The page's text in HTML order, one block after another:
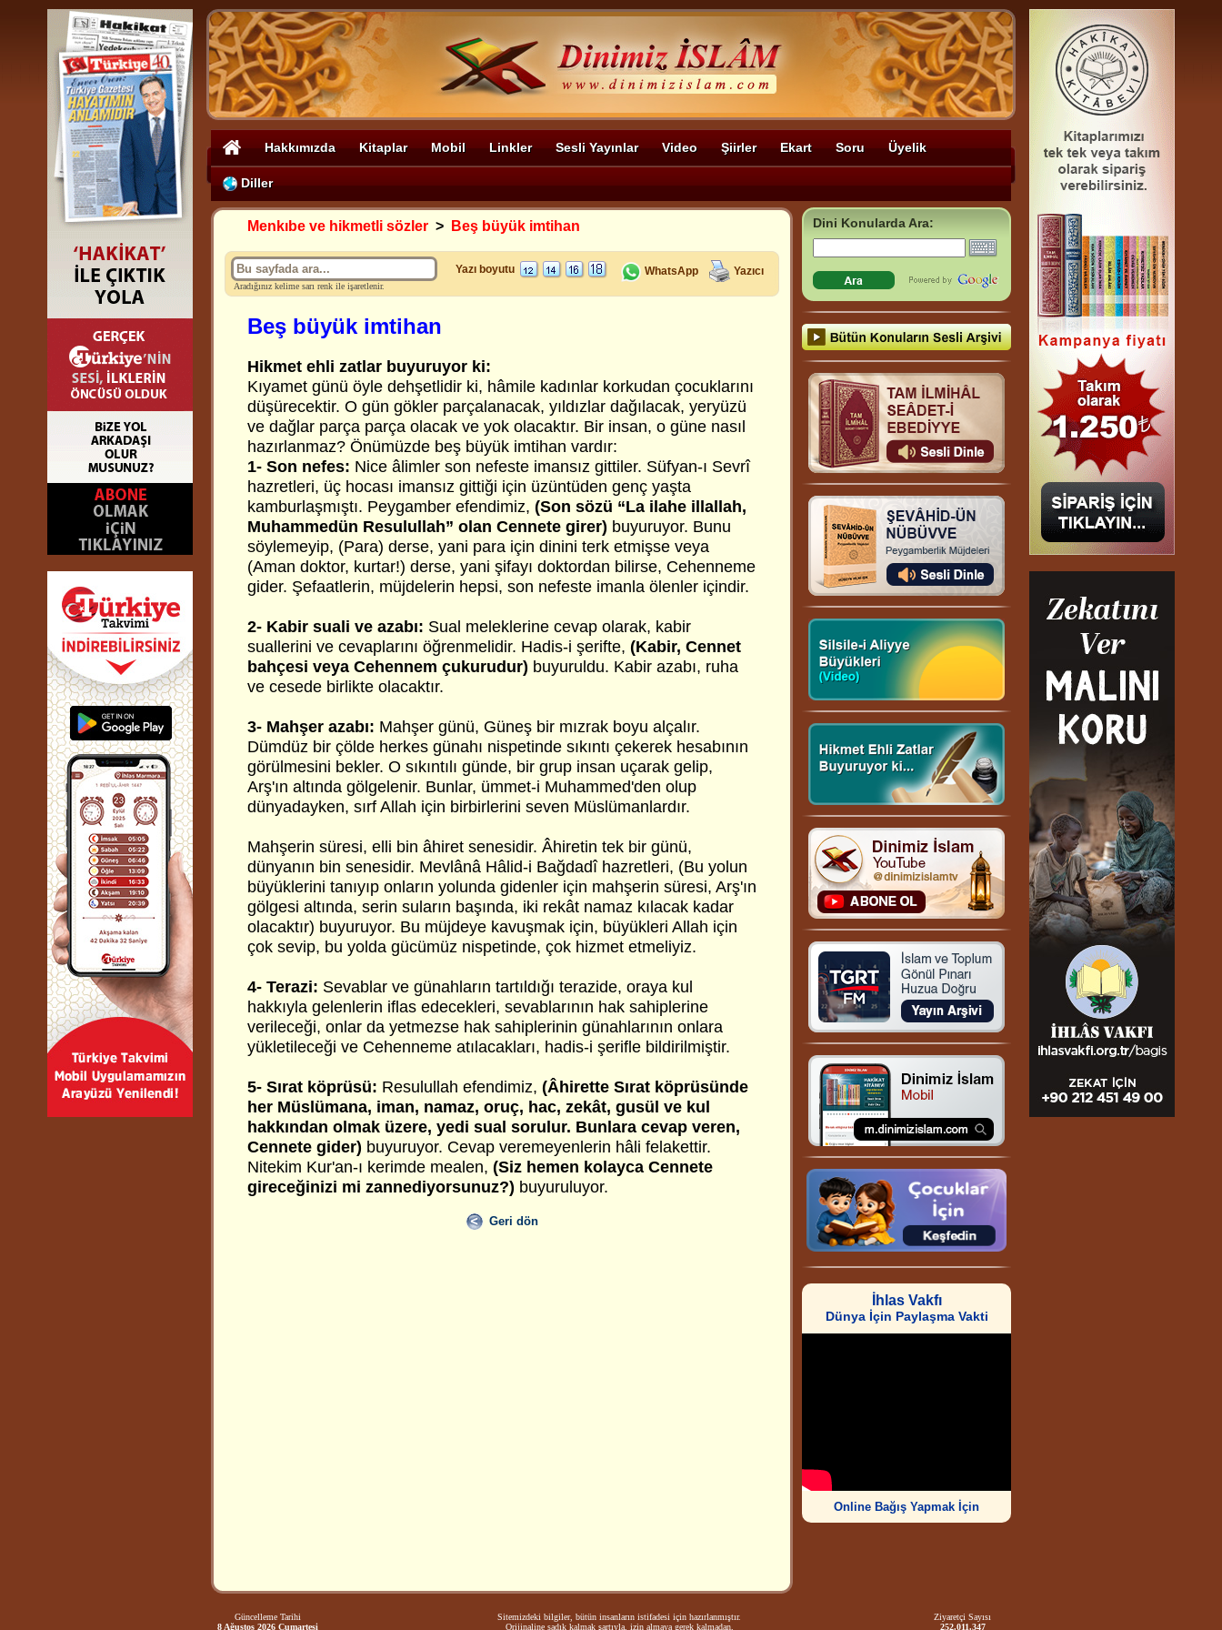
Hakkımızda Kitaplar Mobil Linkler Sesli Yayınlar Video Şiirler Ekart Soru Üyelik
Diller
Menkıbe ve hikmetli sözler > Beş büyük imtihan
Aradığınız kelime sarı renk ile işaretlenir.
Yazı boyutu WhatsApp Yazıcı
Beş büyük imtihan
Hikmet ehli zatlar buyuruyor ki:
Kıyamet günü öyle dehşetlidir ki, hâmile kadınlar korkudan çocuklarını
düşürecektir. O gün gökler parçalanacak, yıldızlar dağılacak, yeryüzü
ve dağlar parça parça olacak ve yok olacaktır. Bir insan, o güne nasıl
hazırlanmaz? Önümüzde beş büyük imtihan vardır:
1- Son nefes: Nice âlimler son nefeste imansız gittiler. Süfyan-ı Sevrî
hazretleri, üç hocası imansız gittiği için üzüntüden genç yaşta
kamburlaşmıştı. Peygamber efendimiz, (Son sözü “La ilahe illallah,
Muhammedün Resulullah” olan Cennete girer) buyuruyor. Bunu
söylemeyip, (Para) derse, yani para için dinini terk etmişse veya
(Aman doktor, kurtar!) derse, yani şifayı doktordan bilirse, Cehenneme
gider. Şefaatlerin, müjdelerin hepsi, son nefeste imanla ölenler içindir.
2- Kabir suali ve azabı: Sual meleklerine cevap olarak, kabir
suallerini ve cevaplarını öğrenmelidir. Hadis-i şerifte, (Kabir, Cennet
bahçesi veya Cehennem çukurudur) buyuruldu. Kabir azabı, ruha
ve cesede birlikte olacaktır.
3- Mahşer azabı: Mahşer günü, Güneş bir mızrak boyu alçalır.
Dümdüz bir çölde herkes günahı nispetinde sıkıntı çekerek hesabının
görülmesini bekler. O sıkıntılı günde, bir grup insan uçarak gelip,
Arş'ın altında gölgelenir. Bunlar, ümmet-i Muhammed'den olup
dünyadayken, sırf Allah için birbirlerini seven Müslümanlardır.
Mahşerin süresi, elli bin âhiret senesidir. Âhiretin tek bir günü,
dünyanın bin senesidir. Mevlânâ Hâlid-i Bağdadî hazretleri, (Bu yolun
büyüklerini tanıyıp onların yolunda gidenler için mahşerin süresi, Arş'ın
gölgesi altında, serin suların başında, iki rekât namaz kılacak kadar
olacaktır) buyuruyor. Bu müjdeye kavuşmak için, büyükleri Allah için
çok sevip, bu yolda gücümüz nispetinde, çok hizmet etmeliyiz.
4- Terazi: Sevablar ve günahların tartıldığı terazide, oraya kul
hakkıyla gelenlerin iflas edecekleri, sevablarının hak sahiplerine
verileceği, onlar da yetmezse hak sahiplerinin günahlarının onlara
yükletileceği ve Cehenneme atılacakları, hadis-i şerifle bildirilmiştir.
5- Sırat köprüsü: Resulullah efendimiz, (Âhirette Sırat köprüsünde
her Müslümana, iman, namaz, oruç, hac, zekât, gusül ve kul
hakkından olmak üzere, yedi sual sorulur. Bunlara cevap veren,
Cennete gider) buyuruyor. Cevap veremeyenlerin hâli felakettir.
Nitekim Kur'an-ı kerimde mealen, (Siz hemen kolayca Cennete
gireceğinizi mi zannediyorsunuz?) buyuruluyor.
Geri dön
Dini Konularda Ara:
İhlas Vakfı
Dünya İçin Paylaşma Vakti
Online Bağış Yapmak İçin
Güncelleme Tarihi
8 Ağustos 2026 Cumartesi
Sitemizdeki bilgiler, bütün insanların istifadesi için hazırlanmıştır.
Orijinaline sadık kalmak şartıyla, izin almaya gerek kalmadan,
Ziyaretçi Sayısı
252.011.347